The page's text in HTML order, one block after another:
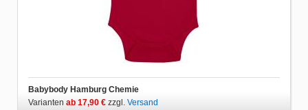
Babybody Hamburg Chemie
Varianten ab 17,90 € zzgl. Versand